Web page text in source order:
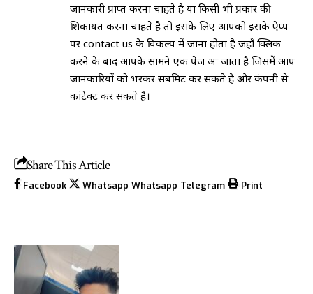
जानकारी प्राप्त करना चाहते है या किसी भी प्रकार की
शिकायत करना चाहते है तो इसके लिए आपको इसके ऐप्प
पर contact us के विकल्प में जाना होता है जहाँ क्लिक
करने के बाद आपके सामने एक पेज आ जाता है जिसमें आप
जानकारियों को भरकर सबमिट कर सकते है और कंपनी से
कांटेक्ट कर सकते है।
Share This Article
Facebook Whatsapp Whatsapp Telegram Print